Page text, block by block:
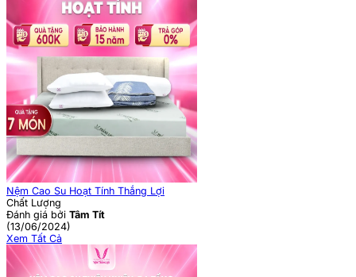
Nệm Cao Su Hoạt Tính Thắng Lợi
Chất Lượng
Đánh giá bởi Tâm Tít
(13/06/2024)
Xem Tất Cả